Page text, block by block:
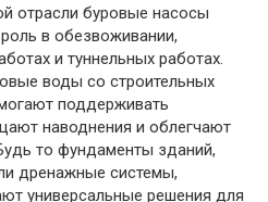
отрасли буровые насосы
в обезвоживании,
и туннельных работах.
воды со строительных
поддерживать
наводнения и облегчают
то фундаменты зданий,
дренажные системы,
универсальные решения для